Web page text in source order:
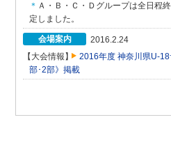
＊ Ａ・Ｂ・Ｃ・Ｄグループは全日程
定しました。
会場案内
2016.2.24
【大会情報】
2016年度 神奈川県U-
部･2部》掲載